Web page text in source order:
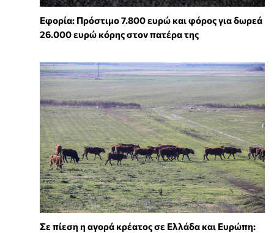
Εφορία: Πρόστιμο 7.800 ευρώ και φόρος για δωρεά
26.000 ευρώ κόρης στον πατέρα της
Σε πίεση η αγορά κρέατος σε Ελλάδα και Ευρώπη: